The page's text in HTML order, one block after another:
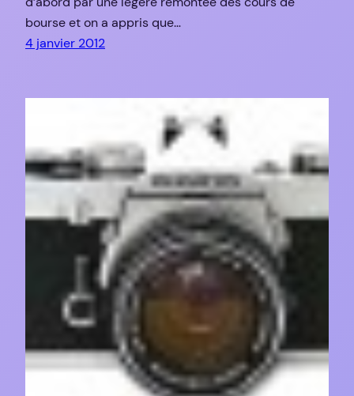
bourse et on a appris que…
4 janvier 2012